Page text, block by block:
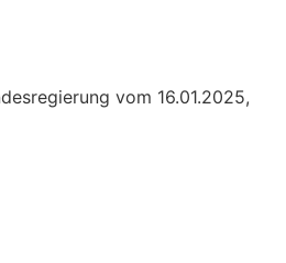
vom 16.01.2025,